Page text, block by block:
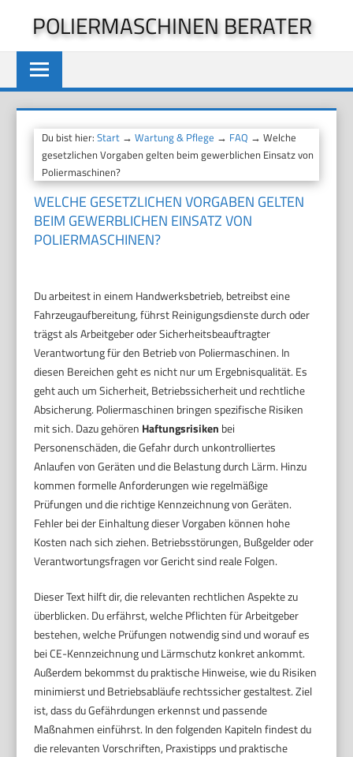
springen
POLIERMASCHINEN BERATER
Du bist hier:Start →Wartung & Pflege → FAQ → Welche
gesetzlichen Vorgaben gelten beim gewerblichen Einsatz von
Poliermaschinen?
WELCHE GESETZLICHEN VORGABEN GELTEN
BEIM GEWERBLICHEN EINSATZ VON
POLIERMASCHINEN?
Du arbeitest in einem Handwerksbetrieb, betreibst eine
Fahrzeugaufbereitung, führst Reinigungsdienste durch oder
trägst als Arbeitgeber oder Sicherheitsbeauftragter
Verantwortung für den Betrieb von Poliermaschinen. In
diesen Bereichen geht es nicht nur um Ergebnisqualität. Es
geht auch um Sicherheit, Betriebssicherheit und rechtliche
Absicherung. Poliermaschinen bringen spezifische Risiken
mit sich. Dazu gehören Haftungsrisiken bei
Personenschäden, die Gefahr durch unkontrolliertes
Anlaufen von Geräten und die Belastung durch Lärm. Hinzu
kommen formelle Anforderungen wie regelmäßige
Prüfungen und die richtige Kennzeichnung von Geräten.
Fehler bei der Einhaltung dieser Vorgaben können hohe
Kosten nach sich ziehen. Betriebsstörungen, Bußgelder oder
Verantwortungsfragen vor Gericht sind reale Folgen.
Dieser Text hilft dir, die relevanten rechtlichen Aspekte zu
überblicken. Du erfährst, welche Pflichten für Arbeitgeber
bestehen, welche Prüfungen notwendig sind und worauf es
bei CE-Kennzeichnung und Lärmschutz konkret ankommt.
Außerdem bekommst du praktische Hinweise, wie du Risiken
minimierst und Betriebsabläufe rechtssicher gestaltest. Ziel
ist, dass du Gefährdungen erkennst und passende
Maßnahmen einführst. In den folgenden Kapiteln findest du
die relevanten Vorschriften, Praxistipps und praktische